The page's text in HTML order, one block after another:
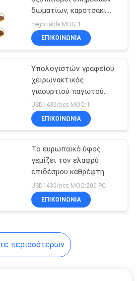
ψυγείο
τομέα
δωματίων, καροτσάκι
770x400x825mm ποτού
για το χρυσό και κόκκινο
χρώμα κρασιού
negotiable MOQ:1
ΕΠΙΚΟΙΝΩΝΊΑ
Υπολογιστών γραφείου
χειρωνακτικός
γιαουρτιού παγωτού
κουνημάτων ημι
αυτόματος μίξης
μηχανών εμπορικός
USD1430/pcs MOQ:1
ΕΠΙΚΟΙΝΩΝΊΑ
Το ευρωπαϊκό ύφος
γεμίζει τον ελαφρύ
επιδέσμου καθρέφτη
ματαιοδοξίας μετάλλων
λουτρών
κρεβατοκάμαρων
καθρεφτών HD double-
USD1430/pcs MOQ:200 PC
ΕΠΙΚΟΙΝΩΝΊΑ
περισσότερων